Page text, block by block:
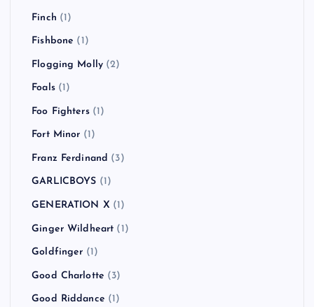
Finch (1)
Fishbone (1)
Flogging Molly (2)
Foals(1)
Foo Fighters(1)
Fort Minor (1)
Franz Ferdinand (3)
GARLICBOYS (1)
GENERATION X (1)
Ginger Wildheart (1)
Goldfinger (1)
Good Charlotte (3)
Good Riddance (1)